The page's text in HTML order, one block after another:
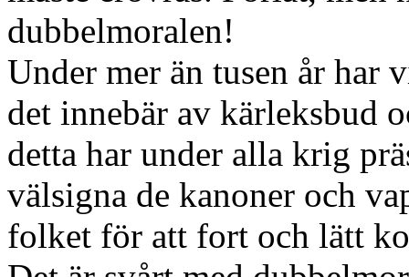
dubbelmoralen!
Under mer än tusen år har
det innebär av kärleksbud
detta har under alla krig
välsigna de kanoner och
folket för att fort och lätt